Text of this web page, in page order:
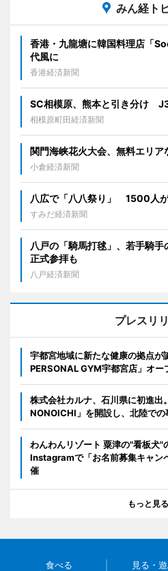
みん経ト
香港・九龍塘に韓国料理店「
代風に
香港経済新聞
SC相模原、熊本と引き分け
相模原町田経済新聞
関門海峡花火大会、無料エリ
小倉経済新聞
八広で「八八祭り」 1500人
すみだ経済新聞
八戸の「騎馬打毬」、若手騎
正式参拝も
八戸経済新聞
プレスリ
宇都宮地域に新たな健康の拠点が
PERSONAL GYM宇都宮店」オー
株式会社カルナ、石川県に初進
NONOICHI」を開設し、北陸での
わんわんリゾート 粟津の"看板犬"
Instagramで「お名前募集キャン
催
もっと見る
食べる 見る・